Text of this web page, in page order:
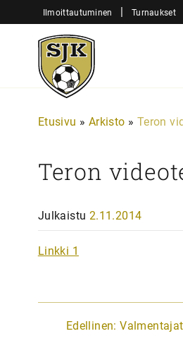
sisältöön
Ilmoittautuminen | Turnaukset
Sjk-
Juniorit
Etusivu » Arkisto » Teron
Teron
Julkaistu 2.11.2014
Linkki 1
A
Edellinen: